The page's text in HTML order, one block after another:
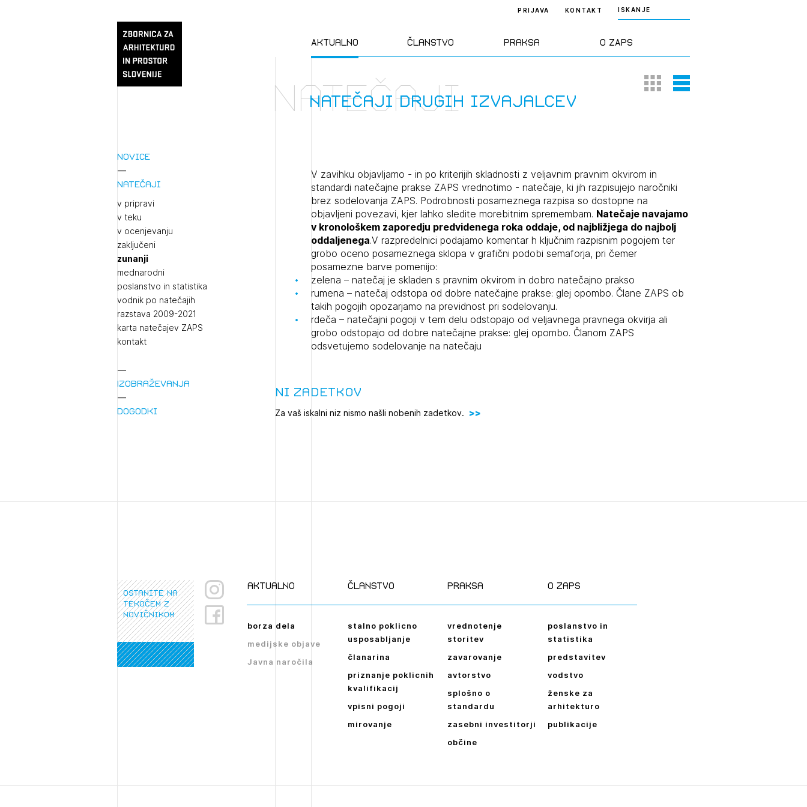
Aktualno Članstvo Praksa O ZAPS
PRIJAVA KONTAKT ISKANJE
Novice
Dogodki
Člani ZAPS
Kandidati za
izpit
Opravljanje
dejavnosti
Sklepanje poslov
projektiranje
Strokovna pomoč
Predstavitev
Projekti
Knjižnica
dokumentov
PRIJAVITE SE
REGISTRIRAJTE SE
Thumbnail View
List View
natečaji drugih izvajalcev
Natečaji
V zavihku objavljamo - in po kriterijih skladnosti z veljavnim pravnim okvirom in
standardi natečajne prakse ZAPS vrednotimo - natečaje, ki jih razpisujejo naročniki
brez sodelovanja ZAPS. Podrobnosti posameznega razpisa so dostopne na
objavljeni povezavi, kjer lahko sledite morebitnim spremembam. Natečaje navajamo
v kronološkem zaporedju predvidenega roka oddaje, od najbližjega do najbolj
oddaljenega.V razpredelnici podajamo komentar h ključnim razpisnim pogojem ter
grobo oceno posameznega sklopa v grafični podobi semaforja, pri čemer
posamezne barve pomenijo:
zelena – natečaj je skladen s pravnim okvirom in dobro natečajno prakso
rumena – natečaj odstopa od dobre natečajne prakse: glej opombo. Člane ZAPS ob
takih pogojih opozarjamo na previdnost pri sodelovanju.
rdeča – natečajni pogoji v tem delu odstopajo od veljavnega pravnega okvirja ali
grobo odstopajo od dobre natečajne prakse: glej opombo. Članom ZAPS
odsvetujemo sodelovanje na natečaju
Novice
Natečaji
v pripravi
v teku
v ocenjevanju
zaključeni
zunanji
mednarodni
poslanstvo in statistika
vodnik po natečajih
razstava 2009-2021
karta natečajev ZAPS
kontakt
Izobraževanja
Dogodki
Ni zadetkov
Za vaš iskalni niz nismo našli nobenih zadetkov.
ostanite na
tekočem z
novičnikom
aktualno
borza dela
medijske objave
Javna naročila
članstvo
stalno poklicno
usposabljanje
članarina
priznanje poklicnih
kvalifikacij
vpisni pogoji
mirovanje
praksa
vrednotenje
storitev
zavarovanje
avtorstvo
splošno o
standardu
zasebni investitorji
občine
O zaps
poslanstvo in
statistika
predstavitev
vodstvo
ženske za
arhitekturo
publikacije
Prijava na novičnik
Dnevne medijske objave